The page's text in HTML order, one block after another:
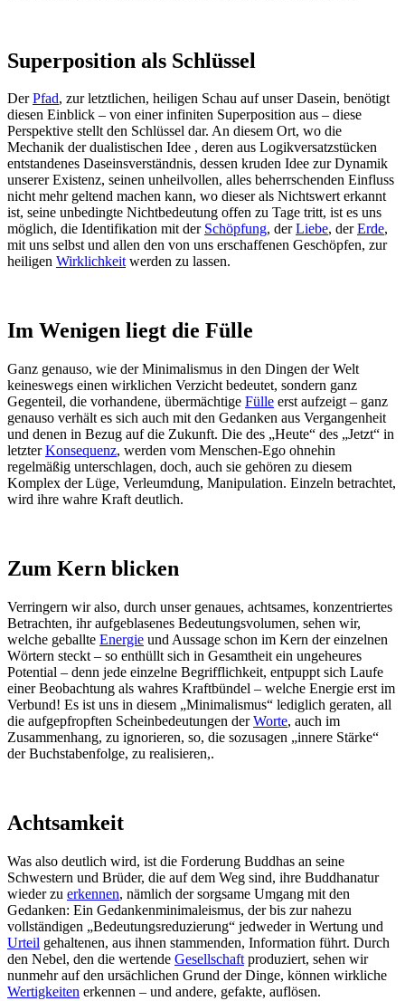
Superposition als Schlüssel
DerPfad, zur letztlichen, heiligen Schau auf unser Dasein, benötigt
diesen Einblick – von einer infiniten Superposition aus – diese
Perspektive stellt den Schlüssel dar. An diesem Ort, wo die
Mechanik der dualistischen Idee , deren aus Logikversatzstücken
entstandenes Daseinsverständnis, dessen kruden Idee zur Dynamik
unserer Existenz, seinen unheilvollen, alles beherrschenden Einfluss
nicht mehr geltend machen kann, wo dieser als Nichtswert erkannt
ist, seine unbedingte Nichtbedeutung offen zu Tage tritt, ist es uns
möglich, die Identifikation mit der Schöpfung, derLiebe, derErde,
mit uns selbst und allen den von uns erschaffenen Geschöpfen, zur
heiligen Wirklichkeitwerden zu lassen.
Im Wenigen liegt die Fülle
Ganz genauso, wie der Minimalismus in den Dingen der Welt
keineswegs einen wirklichen Verzicht bedeutet, sondern ganz
Gegenteil, die vorhandene, übermächtige Fülle erst aufzeigt – ganz
genauso verhält es sich auch mit den Gedanken aus Vergangenheit
und denen in Bezug auf die Zukunft. Die des „Heute“ des „Jetzt“ in
letzterKonsequenz, werden vom Menschen-Ego ohnehin
regelmäßig unterschlagen, doch, auch sie gehören zu diesem
Komplex der Lüge, Verleumdung, Manipulation. Einzeln betrachtet,
wird ihre wahre Kraft deutlich.
Zum Kern blicken
Verringern wir also, durch unser genaues, achtsames, konzentriertes
Betrachten, ihr aufgeblasenes Bedeutungsvolumen, sehen wir,
welche geballte Energie und Aussage schon im Kern der einzelnen
Wörtern steckt – so enthüllt sich in Gesamtheit ein ungeheures
Potential – denn jede einzelne Begrifflichkeit, entpuppt sich Laufe
einer Beobachtung als wahres Kraftbündel – welche Energie erst im
Verbund! Es ist uns in diesem „Minimalismus“ lediglich geraten, all
die aufgepfropften Scheinbedeutungen derWorte, auch im
Zusammenhang, zu ignorieren, so, die sozusagen „innere Stärke“
der Buchstabenfolge, zu realisieren,.
Achtsamkeit
Was also deutlich wird, ist die Forderung Buddhas an seine
Schwestern und Brüder, die auf dem Weg sind, ihre Buddhanatur
wieder zu erkennen, nämlich der sorgsame Umgang mit den
Gedanken: Ein Gedankenminimaleismus, der bis zur nahezu
vollständigen „Bedeutungsreduzierung“ jedweder in Wertung und
Urteil gehaltenen, aus ihnen stammenden, Information führt. Durch
den Nebel, den die wertende Gesellschaft produziert, sehen wir
nunmehr auf den ursächlichen Grund der Dinge, können wirkliche
Wertigkeiten erkennen – und andere, gefakte, auflösen.